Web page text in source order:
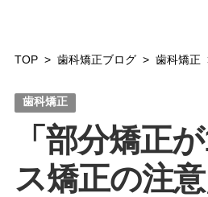
TOP 歯科矯正ブログ 歯科矯正
歯科矯正
「部分矯正
ス矯正の注